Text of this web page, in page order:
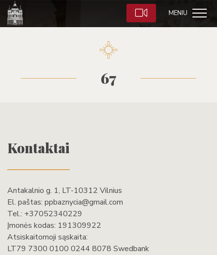
MENIU
67
Kontaktai
Antakalnio g. 1, LT-10312 Vilnius
El. paštas: ppbaznycia@gmail.com
Tel.: +37052340229
Įmonės kodas: 191309922
Atsiskaitomoji sąskaita:
LT79 7300 0100 0244 8078 Swedbank